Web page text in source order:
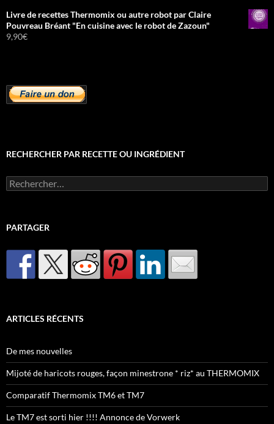
Livre de recettes Thermomix ou autre robot par Claire
Pouvreau Bréant "En cuisine avec le robot de Zazoun"
9,90€
RECHERCHER PAR RECETTE OU INGRÉDIENT
Rechercher :
PARTAGER
ARTICLES RÉCENTS
De mes nouvelles
Mijoté de haricots rouges, façon minestrone * riz* au THERMOMIX
Comparatif Thermomix TM6 et TM7
Le TM7 est sorti hier !!!! Annonce de Vorwerk